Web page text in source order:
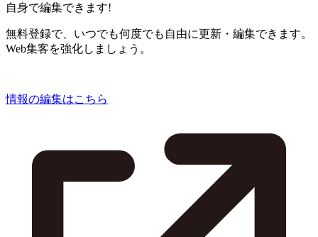
自身で編集できます!
無料登録で、いつでも何度でも自由に更新・編集できます。
Web集客を強化しましょう。
情報の編集はこちら